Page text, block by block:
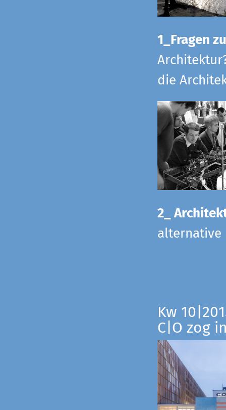
1_Fragen
die
2_
alternative
Kw
C|O zog